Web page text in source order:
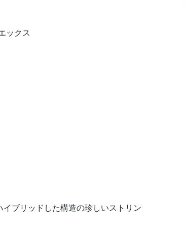
ックス
ブリッドした構造の珍しいストリン